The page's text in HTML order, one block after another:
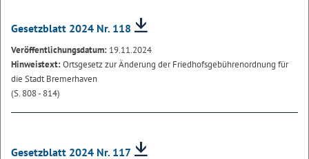
Gesetzblatt 2024 Nr. 118
Veröffentlichungsdatum: 19.11.2024
Hinweistext:Ortsgesetz zur Änderung der Friedhofsgebührenordnung für
die Stadt Bremerhaven
(S. 808 - 814)
Gesetzblatt 2024 Nr. 117